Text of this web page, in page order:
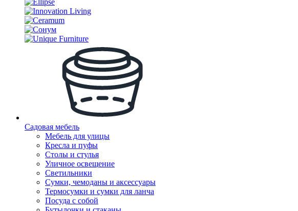
Садовая мебель
Мебель для улицы
Кресла и пуфы
Столы и стулья
Уличное освещение
Светильники
Сумки, чемоданы и аксессуары
Термосумки и сумки для ланча
Посуда с собой